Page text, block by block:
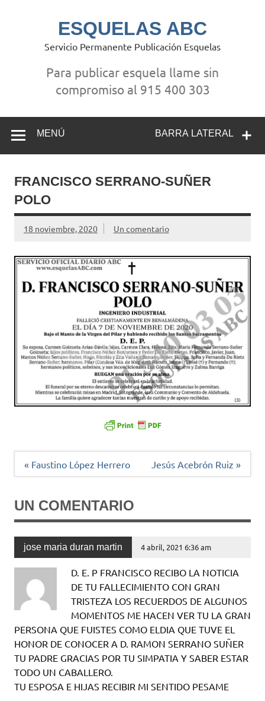
ESQUELAS ABC
Servicio Permanente Publicación Esquelas
Para publicar esquela llame sin
compromiso al 915 400 303
BARRA LATERAL
MENÚ
FRANCISCO SERRANO-SUÑER
POLO
18 noviembre, 2020 Un comentario
Navegación
« Faustino López Herrero Jesús Acebrón Ruiz »
UN COMENTARIO
jose maria duran martin 4 abril, 2021 6:36 am
D. E. P FRANCISCO RECIBO LA NOTICIA
DE TU FALLECIMIENTO CON GRAN
TRISTEZA LOS RECUERDOS DE ALGUNOS
MOMENTOS ME HACEN VER TU LA GRAN
PERSONA QUE FUISTES COMO ELDIA QUE TUVE EL
HONOR DE CONOCER A D. RAMON SERRANO SUÑER
TU PADRE GRACIAS POR TU SIMPATIA Y SABER ESTAR
TODO UN CABALLERO.
TU ESPOSA E HIJAS RECIBIR MI SENTIDO PESAME